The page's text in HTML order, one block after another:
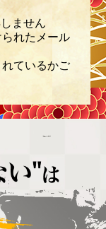
ません
れたメール
ているかご